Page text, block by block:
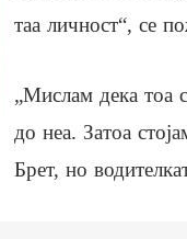
таа личност“, се
„Мислам дека тоа
до неа. Затоа
Брет, но